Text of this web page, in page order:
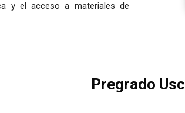
y el acceso a materiales de
Pregrado Usc